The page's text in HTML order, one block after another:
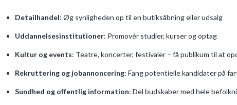
Detailhandel: Øg synligheden op til en butiksåbning eller udsalg
Uddannelsesinstitutioner: Promovér studier, kurser og optag
Kultur og events: Teatre, koncerter, festivaler – få publikum til at
Rekruttering og jobannoncering: Fang potentielle kandidater på
Sundhed og offentlig information: Del budskaber med hele